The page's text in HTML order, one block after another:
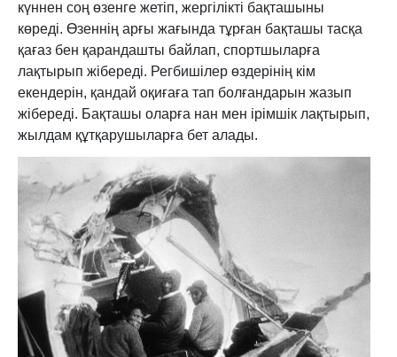
күннен соң өзенге жетіп, жергілікті бақташыны
көреді. Өзеннің арғы жағында тұрған бақташы тасқа
қағаз бен қарандашты байлап, спортшыларға
лақтырып жібереді. Регбишілер өздерінің кім
екендерін, қандай оқиғаға тап болғандарын жазып
жібереді. Бақташы оларға нан мен ірімшік лақтырып,
жылдам құтқарушыларға бет алады.